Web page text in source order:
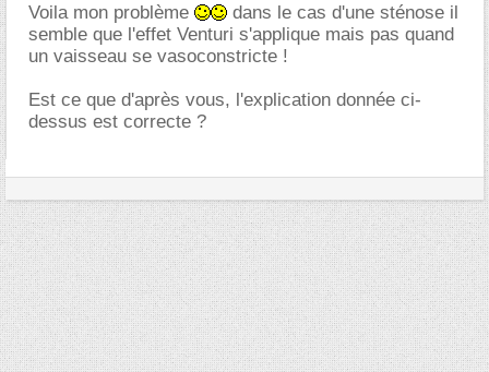
Voila mon problème
dans le cas d'une sténose il
semble que l'effet Venturi s'applique mais pas quand
un vaisseau se vasoconstricte !
Est ce que d'après vous, l'explication donnée ci-
dessus est correcte ?